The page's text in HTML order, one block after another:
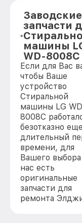
Заводские
запчасти
машины
WD-8008C
Если для Вас
чтобы Ваше
устройство
Стиральной
машины LG
8008C
безотказно еще
длительный
времени, для
Вашего
нас есть
оригинальные
запчасти для
ремонта